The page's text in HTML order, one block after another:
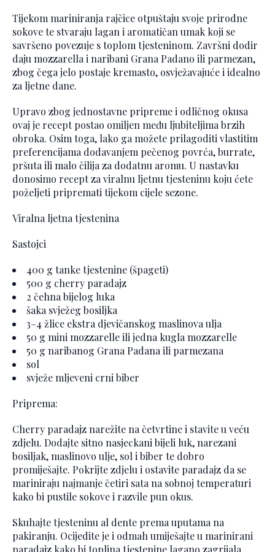
Tijekom mariniranja rajčice otpuštaju svoje prirodne
sokove te stvaraju lagan i aromatičan umak koji se
savršeno povezuje s toplom tjesteninom. Završni dodir
daju mozzarella i naribani Grana Padano ili parmezan,
zbog čega jelo postaje kremasto, osvježavajuće i idealno
za ljetne dane.
Upravo zbog jednostavne pripreme i odličnog okusa
ovaj je recept postao omiljen među ljubiteljima brzih
obroka. Osim toga, lako ga možete prilagoditi vlastitim
preferencijama dodavanjem pečenog povrća, burrate,
pršuta ili malo čilija za dodatnu aromu. U nastavku
donosimo recept za viralnu ljetnu tjesteninu koju ćete
poželjeti pripremati tijekom cijele sezone.
Viralna ljetna tjestenina
Sastojci
400 g tanke tjestenine (špageti)
500 g cherry paradajz
2 čehna bijelog luka
šaka svježeg bosiljka
3–4 žlice ekstra djevičanskog maslinova ulja
50 g mini mozzarelle ili jedna kugla mozzarelle
50 g naribanog Grana Padana ili parmezana
sol
svježe mljeveni crni biber
Priprema:
Cherry paradajz narežite na četvrtine i stavite u veću
zdjelu. Dodajte sitno nasjeckani bijeli luk, narezani
bosiljak, maslinovo ulje, sol i biber te dobro
promiješajte. Pokrijte zdjelu i ostavite paradajz da se
mariniraju najmanje četiri sata na sobnoj temperaturi
kako bi pustile sokove i razvile pun okus.
Skuhajte tjesteninu al dente prema uputama na
pakiranju. Ocijedite je i odmah umiješajte u marinirani